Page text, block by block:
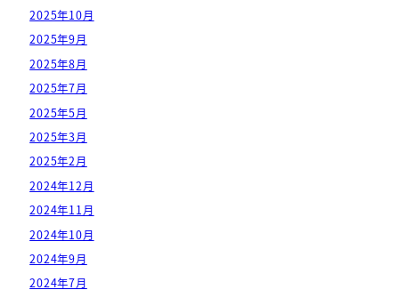
2025年10月
2025年9月
2025年8月
2025年7月
2025年5月
2025年3月
2025年2月
2024年12月
2024年11月
2024年10月
2024年9月
2024年7月